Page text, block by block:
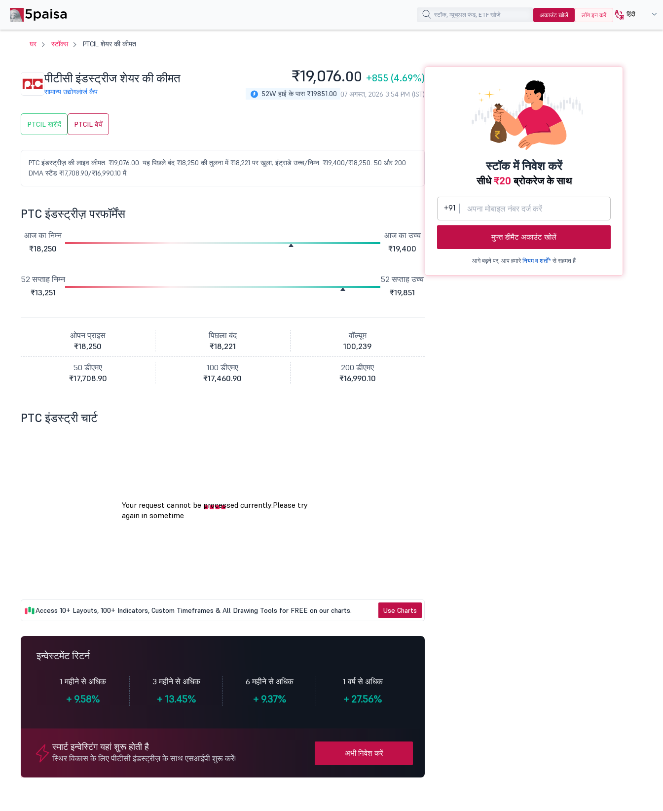
अकाउंट खोलें लॉग इन करें हिंदी
घर स्टॉक्स PTCIL शेयर की कीमत
पीटीसी इंडस्ट्रीज शेयर की कीमत
सामान्य उद्योगलार्ज कैप
₹19,076.00 +855 (4.69%)
52W हाई के पास ₹19851.00 07 अगस्त, 2026 3:54 PM (IST)
PTCIL खरीदें PTCIL बेचें
PTC इंडस्ट्रीज़ की लाइव कीमत: ₹19,076.00. यह पिछले बंद ₹18,250 की तुलना में ₹18,221 पर खुला; इंट्राडे उच्च/निम्न: ₹19,400/₹18,250. 50 और 200
DMA स्टैंड ₹17,708.90/₹16,990.10 में.
PTC इंडस्ट्रीज़ परफॉर्मेंस
आज का निम्न
₹18,250
आज का उच्च
₹19,400
52 सप्ताह निम्न
₹13,251
52 सप्ताह उच्च
₹19,851
ओपन प्राइस
₹18,250
पिछला बंद
₹18,221
वॉल्यूम
100,239
50 डीएमए
₹17,708.90
100 डीएमए
₹17,460.90
200 डीएमए
₹16,990.10
PTC इंडस्ट्री चार्ट
Access 10+ Layouts, 100+ Indicators, Custom Timeframes & All Drawing Tools for FREE on our charts. Use Charts
इन्वेस्टमेंट रिटर्न
1 महीने से अधिक
+ 9.58%
3 महीने से अधिक
+13.45%
6 महीने से अधिक
+9.37%
1 वर्ष से अधिक
+ 27.56%
स्मार्ट इन्वेस्टिंग यहां शुरू होती है
स्थिर विकास के लिए पीटीसी इंडस्ट्रीज़ के साथ एसआईपी शुरू करें!
अभी निवेश करें
स्टॉक में निवेश करें
सीधे₹20ब्रोकरेज के साथ
+91
मुफ्त डीमैट अकाउंट खोलें
आगे बढ़ने पर, आप हमारेनियम व शर्तों* से सहमत हैं